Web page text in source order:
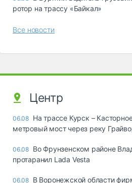
ротор на трассу «Байкал»
Все новости
Центр
06.08 На трассе Курск –
метровый мост через реку
06.08 Во Фрунзенском районе
протаранил Lada Vesta
06.08 В Воронежской области